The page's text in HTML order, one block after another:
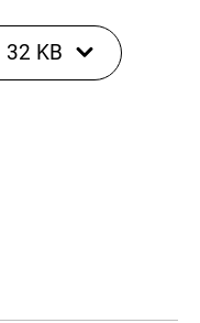
32 KB